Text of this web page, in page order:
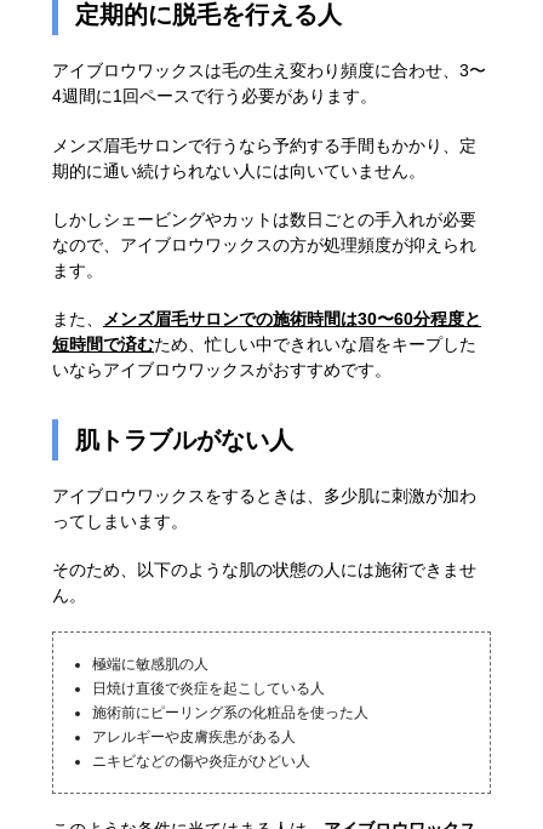
定期的に脱毛を行える人
アイブロウワックスは毛の生え変わり頻度に合わせ、3〜
4週間に1回ペースで行う必要があります。
メンズ眉毛サロンで行うなら予約する手間もかかり、定
期的に通い続けられない人には向いていません。
しかしシェービングやカットは数日ごとの手入れが必要
なので、アイブロウワックスの方が処理頻度が抑えられ
ます。
また、
メンズ眉毛サロンでの施術時間は30〜60分程度と
短時間で済むため、忙しい中できれいな眉をキープした
いならアイブロウワックスがおすすめです。
肌トラブルがない人
アイブロウワックスをするときは、多少肌に刺激が加わ
ってしまいます。
そのため、以下のような肌の状態の人には施術できませ
ん。
極端に敏感肌の人
日焼け直後で炎症を起こしている人
施術前にピーリング系の化粧品を使った人
アレルギーや皮膚疾患がある人
ニキビなどの傷や炎症がひどい人